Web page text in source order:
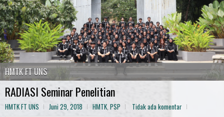
HMTK FT UNS
RADIASI Seminar Penelitian
HMTK FT UNS Juni 29, 2018 HMTK, PSP Tidak ada komentar